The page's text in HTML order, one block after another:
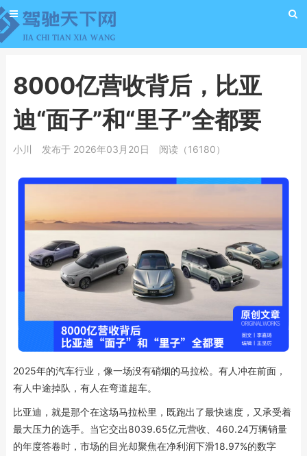
8000亿营收背后，比亚
迪“面子”和“里子”全都要
小川 发布于 2026年03月20日 阅读（16180）
2025年的汽车行业，像一场没有硝烟的马拉松。有人冲在前面，
有人中途掉队，有人在弯道超车。
比亚迪，就是那个在这场马拉松里，既跑出了最快速度，又承受着
最大压力的选手。当它交出8039.65亿元营收、460.24万辆销量
的年度答卷时，市场的目光却聚焦在净利润下滑18.97%的数字